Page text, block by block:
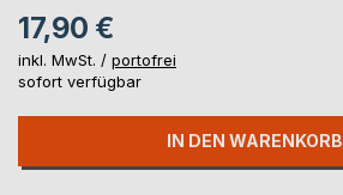
17,90 €
inkl. MwSt. / portofrei
sofort verfügbar
IN DEN WARENKORB